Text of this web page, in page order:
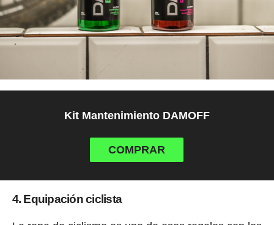
Kit Mantenimiento DAMOFF
COMPRAR
4. Equipación ciclista